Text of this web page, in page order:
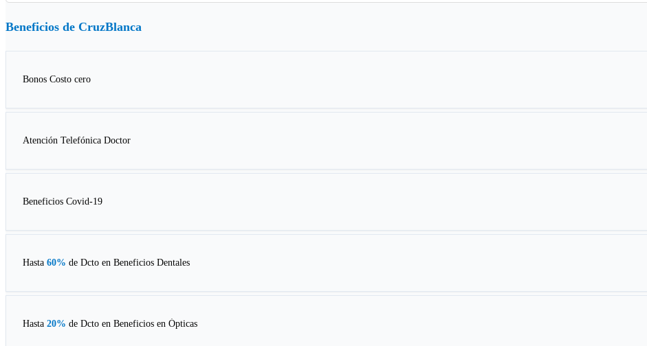
Beneficios de CruzBlanca
Bonos Costo cero
Atención Telefónica Doctor
Beneficios Covid-19
Hasta 60% de Dcto en Beneficios Dentales
Hasta 20% de Dcto en Beneficios en Ópticas